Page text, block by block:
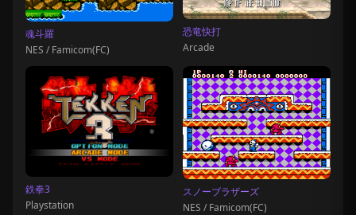
魂斗羅
NES / Famicom(FC)
恐竜快打
Arcade
鉄拳3
Playstation
スノーブラザーズ
NES / Famicom(FC)